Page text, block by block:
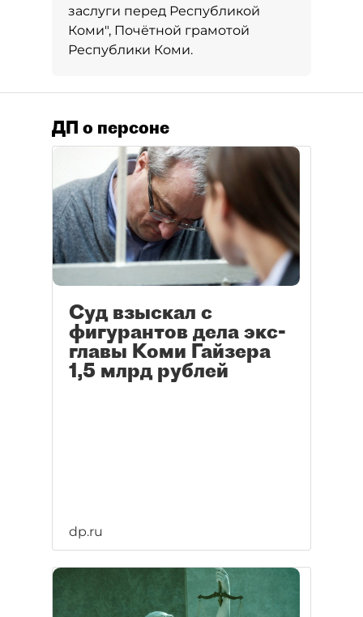
заслуги перед Республикой
Коми", Почётной грамотой
Республики Коми.
ДП о персоне
Суд взыскал с
фигурантов дела экс-
главы Коми Гайзера
1,5 млрд рублей
dp.ru